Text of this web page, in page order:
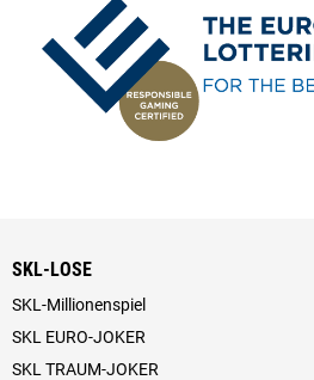
SKL-LOSE
SKL-Millionenspiel
SKL EURO-JOKER
SKL TRAUM-JOKER